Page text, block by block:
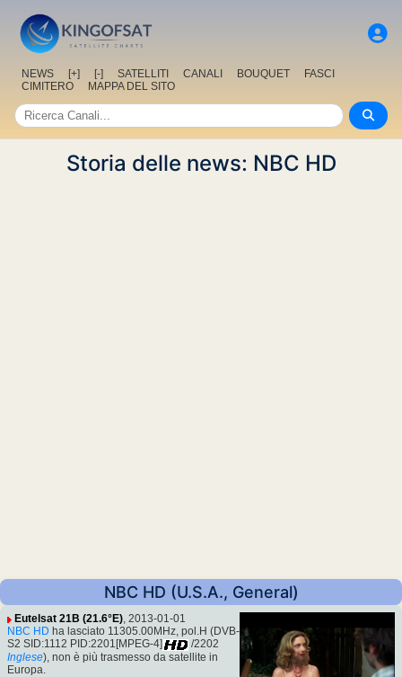
NEWS [+] [-] SATELLITI CANALI BOUQUET
FASCI
CIMITERO
MAPPA DEL SITO
Storia delle news: NBC HD
NBC HD (U.S.A., General)
Eutelsat 21B (21.6°E), 2013-01-01
NBC HD ha lasciato 11305.00MHz, pol.H (DVB-
S2 SID:1112 PID:2201[MPEG-4]
/2202
Inglese), non è più trasmesso da satellite in
Europa.